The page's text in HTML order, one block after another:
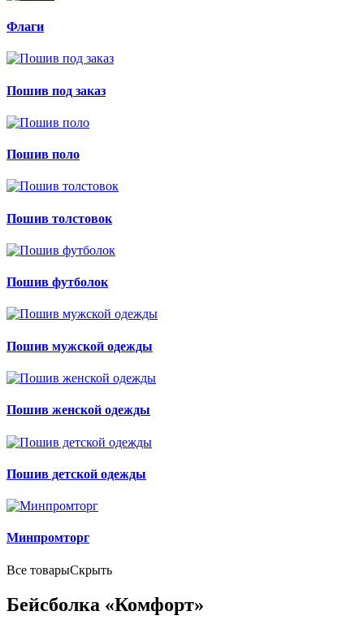
Флаги
Пошив под заказ
Пошив поло
Пошив толстовок
Пошив футболок
Пошив мужской одежды
Пошив женской одежды
Пошив детской одежды
Минпромторг
Все товарыСкрыть
Бейсболка «Комфорт»